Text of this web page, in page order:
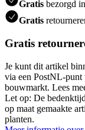
Gratis bezorgd
Gratis
Gratis
Je kunt dit artikel
via een PostNL-
bouwmarkt. Lees
Let op: De
op maat gemaakte
planten.